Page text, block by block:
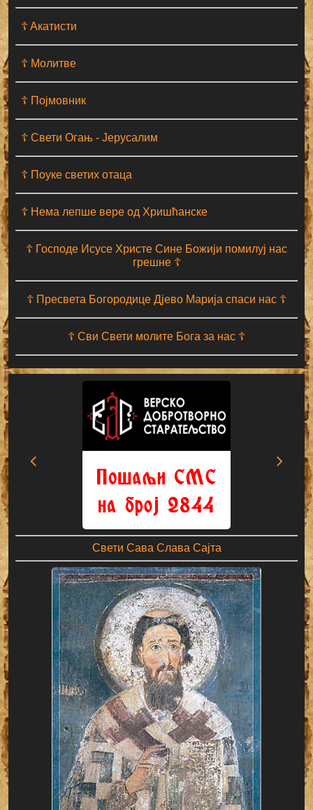
☦ Aкатисти
☦ Молитве
☦ Појмовник
☦ Свети Огањ - Јерусалим
☦ Поуке светих отаца
☦ Нема лепше вере од Хришћанске
☦ Господе Исусе Христе Сине Божији помилуј нас
грешне ☦
☦ Пресвета Богородице Дјево Марија спаси нас ☦
☦ Сви Свети молите Бога за нас ☦
Свети Сава Слава Сајта